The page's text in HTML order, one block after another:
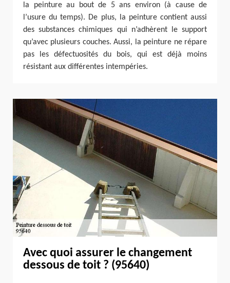
la peinture au bout de 5 ans environ (à cause de
l’usure du temps). De plus, la peinture contient aussi
des substances chimiques qui n’adhèrent le support
qu’avec plusieurs couches. Aussi, la peinture ne répare
pas les défectuosités du bois, qui est déjà moins
résistant aux différentes intempéries.
Avec quoi assurer le changement
dessous de toit ? (95640)